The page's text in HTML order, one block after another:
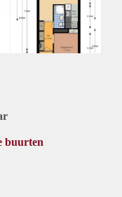
buurten